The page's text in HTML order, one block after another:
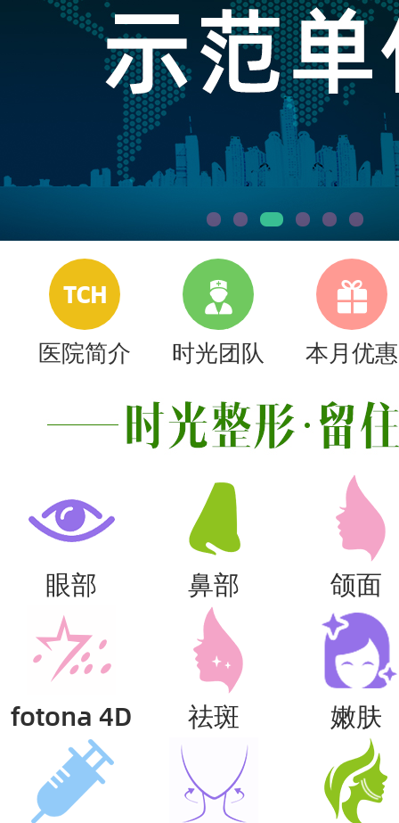
TCH
医院简介
时光团队 本月优惠
眼部 鼻部 颌面
fotona 4D 祛斑 嫩肤